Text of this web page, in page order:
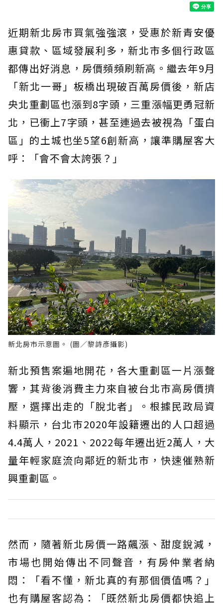
近期新北房市買氣強強滾，受惠於新青安優
惠貸款、區域發展利多，新北市多個行政區
都傳出好消息，房價頻頻刷新高。繼去年9月
「新北一哥」板橋出現破百萬房價後，新店
央北重劃區也漲到8字頭，三重漲幅更勇冠新
北，已衝上7字頭，甚至連過去被視為「蛋白
區」的土城也坐5望6創新高，讓準購屋客大
呼：「會不會太誇張？」
新北房市示意圖。 (圖／黎詩彥攝影)
新北預售案遍地開花，各大重劃區一片漲聲
響，其背後消費主力來自被台北市高房價擠
壓，選擇出走的「脫北者」。根據民政局資
料顯示，台北市2020年設籍遷出的人口超過
4.4萬人，2021、2022每年遷出近2萬人，大
量年輕家庭流向鄰近的新北市，快速催熟新
興重劃區。
然而，隨著新北房價一路飆漲、甜度銳減，
市場也開始傳出不同聲音，有房仲業者納
悶：「看不懂，新北真的有那個價值嗎？」
也有購屋客認為：「既然新北房價都快追上